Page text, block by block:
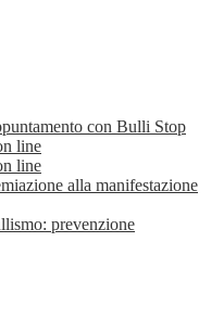
con Bulli Stop
line
line
alla manifestazione
prevenzione